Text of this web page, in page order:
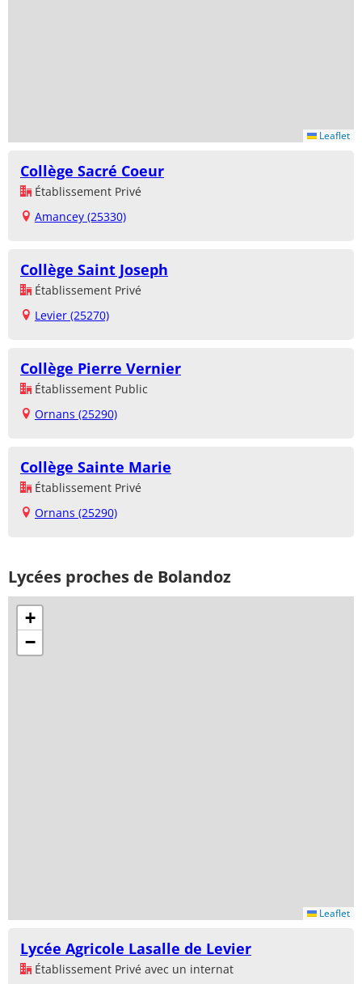
Leaflet
Collège Sacré Coeur
Établissement Privé
Amancey (25330)
Collège Saint Joseph
Établissement Privé
Levier (25270)
Collège Pierre Vernier
Établissement Public
Ornans (25290)
Collège Sainte Marie
Établissement Privé
Ornans (25290)
Lycées proches de Bolandoz
+
−
Leaflet
Lycée Agricole Lasalle de Levier
Établissement Privé avec un internat